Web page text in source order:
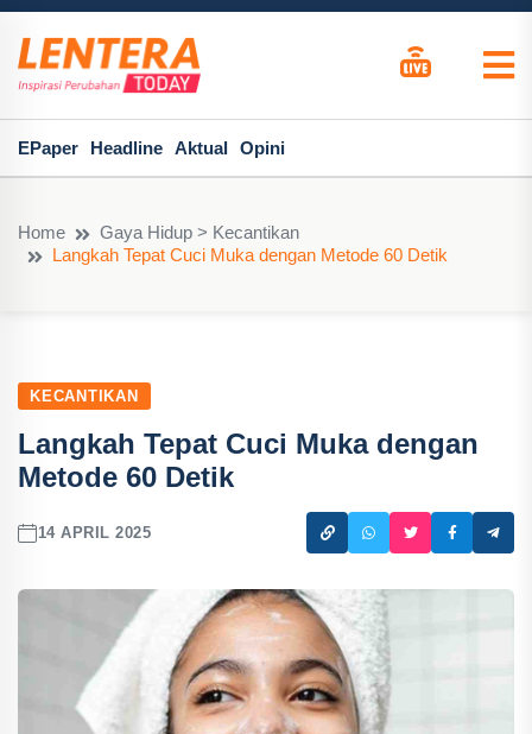
EPaper Headline Aktual Opini
Home
Gaya Hidup > Kecantikan
Langkah Tepat Cuci Muka dengan Metode 60 Detik
KECANTIKAN
Langkah Tepat Cuci Muka dengan
Metode 60 Detik
14 APRIL 2025